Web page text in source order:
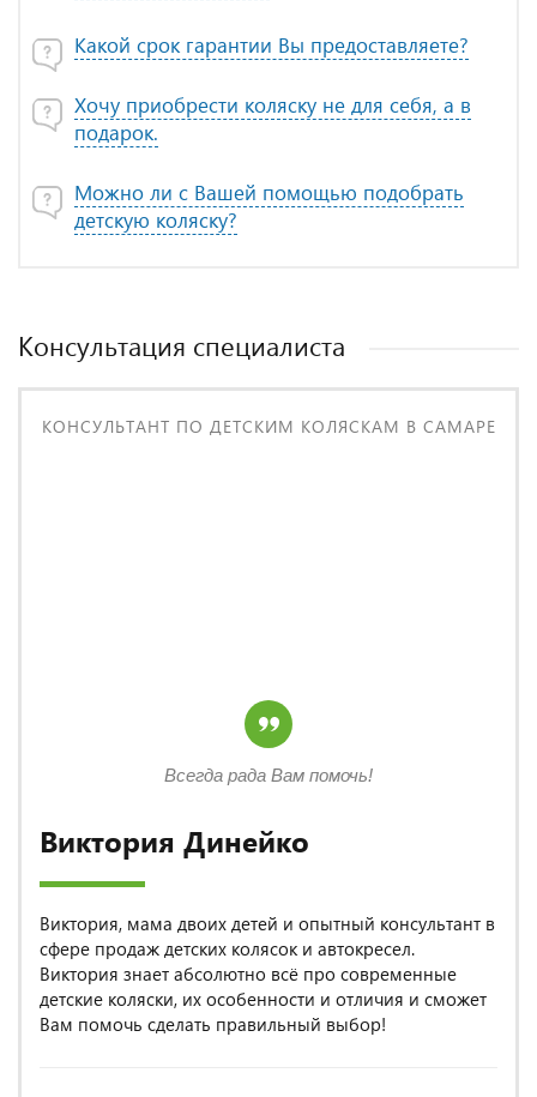
Какой срок гарантии Вы предоставляете?
Хочу приобрести коляску не для себя, а в
подарок.
Можно ли с Вашей помощью подобрать
детскую коляску?
Консультация специалиста
КОНСУЛЬТАНТ ПО ДЕТСКИМ КОЛЯСКАМ В САМАРЕ
Виктория Динейко
Виктория, мама двоих детей и опытный консультант в
сфере продаж детских колясок и автокресел.
Виктория знает абсолютно всё про современные
детские коляски, их особенности и отличия и сможет
Вам помочь сделать правильный выбор!
Всегда рада Вам помочь!